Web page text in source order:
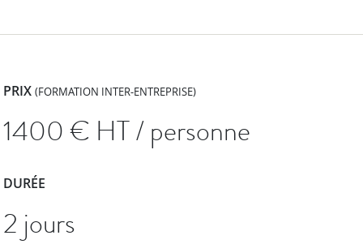
PRIX(FORMATION INTER-ENTREPRISE)
1400€ HT / personne
DURÉE
2 jours